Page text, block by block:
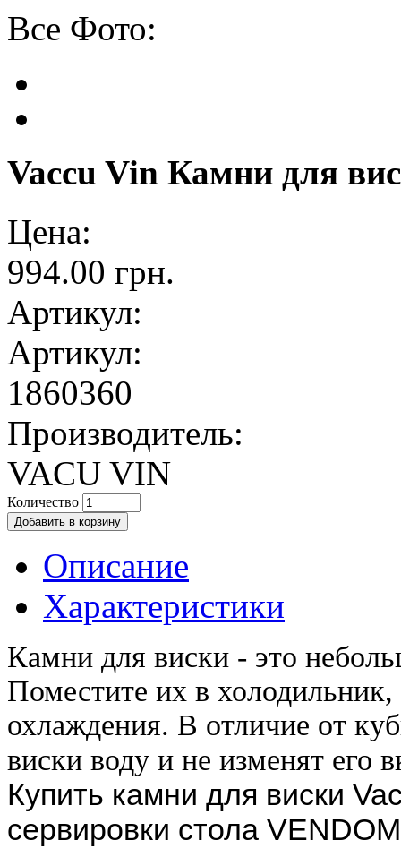
Все Фото:
Vaccu Vin Камни для
Цена:
994.00 грн.
Артикул:
Артикул:
1860360
Производитель:
VACU VIN
Количество
Описание
Характеристики
Камни для виски - это
Поместите их в холодильник,
охлаждения. В отличие от
виски воду и не изменят его
Купить камни для виски
сервировки стола